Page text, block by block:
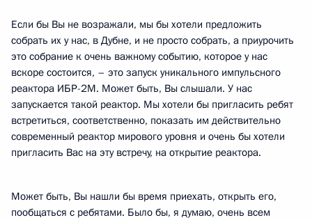
Если бы Вы не возражали, мы бы хотели предложить
собрать их у нас, в Дубне, и не просто собрать, а приурочить
это собрание к очень важному событию, которое у нас
вскоре состоится, – это запуск уникального импульсного
реактора ИБР-2М. Может быть, Вы слышали. У нас
запускается такой реактор. Мы хотели бы пригласить ребят
встретиться, соответственно, показать им действительно
современный реактор мирового уровня и очень бы хотели
пригласить Вас на эту встречу, на открытие реактора.
Может быть, Вы нашли бы время приехать, открыть его,
пообщаться с ребятами. Было бы, я думаю, очень всем